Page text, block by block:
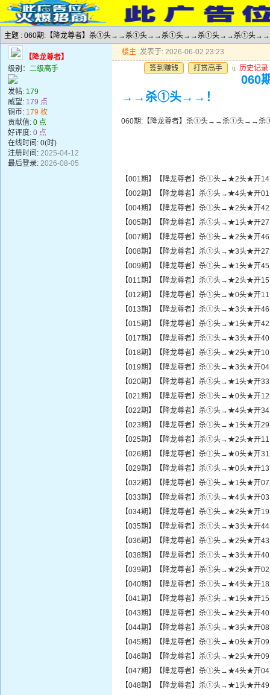
主题 : 060期:【降龙尊者】杀①头→→杀①头→→杀①头→→杀①头→→杀①头→→
【降龙尊者】
级别： 二级高手
发帖: 179
威望: 179 点
铜币: 179 枚
贡献值: 0 点
好评度: 0 点
在线时间: 0(时)
注册时间: 2025-04-12
最后登录: 2026-08-05
楼主 发表于: 2026-06-02 23:23
签到赚钱
打赏高手 u 历史记录
060
→→杀①头→→！
060期:【降龙尊者】杀①头→→杀①头
【001期】【降龙尊者】杀①头→★2头★开
【002期】【降龙尊者】杀①头→★4头★开
【004期】【降龙尊者】杀①头→★2头★开
【005期】【降龙尊者】杀①头→★1头★开
【007期】【降龙尊者】杀①头→★2头★开
【008期】【降龙尊者】杀①头→★3头★开
【009期】【降龙尊者】杀①头→★1头★开
【011期】【降龙尊者】杀①头→★2头★开
【012期】【降龙尊者】杀①头→★0头★开
【013期】【降龙尊者】杀①头→★3头★开
【015期】【降龙尊者】杀①头→★1头★开
【017期】【降龙尊者】杀①头→★3头★开
【018期】【降龙尊者】杀①头→★2头★开
【019期】【降龙尊者】杀①头→★3头★开
【020期】【降龙尊者】杀①头→★1头★开
【021期】【降龙尊者】杀①头→★0头★开
【022期】【降龙尊者】杀①头→★4头★开
【023期】【降龙尊者】杀①头→★1头★开
【025期】【降龙尊者】杀①头→★2头★开
【026期】【降龙尊者】杀①头→★0头★开
【029期】【降龙尊者】杀①头→★0头★开
【032期】【降龙尊者】杀①头→★1头★开
【033期】【降龙尊者】杀①头→★4头★开
【034期】【降龙尊者】杀①头→★2头★开
【035期】【降龙尊者】杀①头→★3头★开
【036期】【降龙尊者】杀①头→★2头★开
【038期】【降龙尊者】杀①头→★3头★开
【039期】【降龙尊者】杀①头→★2头★开
【040期】【降龙尊者】杀①头→★4头★开
【041期】【降龙尊者】杀①头→★1头★开
【043期】【降龙尊者】杀①头→★2头★开
【044期】【降龙尊者】杀①头→★3头★开
【045期】【降龙尊者】杀①头→★0头★开
【046期】【降龙尊者】杀①头→★2头★开
【047期】【降龙尊者】杀①头→★4头★开
【048期】【降龙尊者】杀①头→★1头★开